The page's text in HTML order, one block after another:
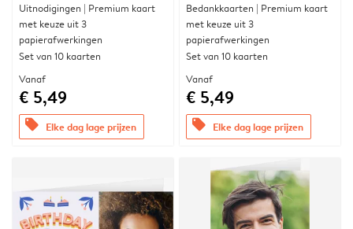
Uitnodigingen | Premium kaart
met keuze uit 3
papierafwerkingen
Set van 10 kaarten
Vanaf
€ 5,49
offers Elke dag lage prijzen
Bedankkaarten | Premium kaart
met keuze uit 3
papierafwerkingen
Set van 10 kaarten
Vanaf
€ 5,49
offers Elke dag lage prijzen